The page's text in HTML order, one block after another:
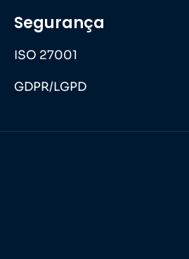
Segurança
ISO 27001
GDPR/LGPD